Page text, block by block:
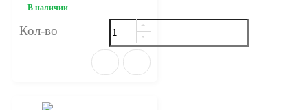
В наличии
Кол-во